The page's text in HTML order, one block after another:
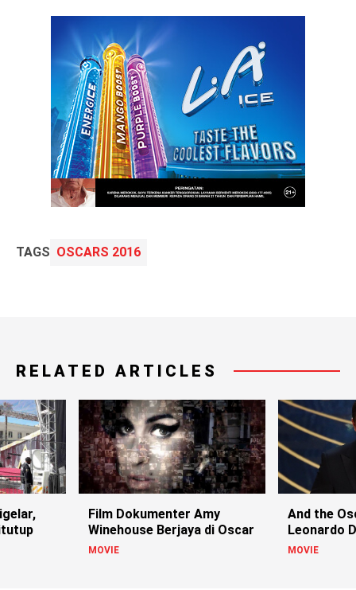
TAGS OSCARS 2016
RELATED ARTICLES
Film Dokumenter Amy
Winehouse Berjaya di Oscar
MOVIE
And the
Leonardo
MOVIE